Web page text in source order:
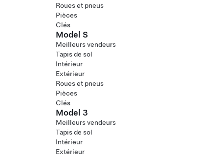
Roues et pneus
Pièces
Clés
Model S
Meilleurs vendeurs
Tapis de sol
Intérieur
Extérieur
Roues et pneus
Pièces
Clés
Model 3
Meilleurs vendeurs
Tapis de sol
Intérieur
Extérieur